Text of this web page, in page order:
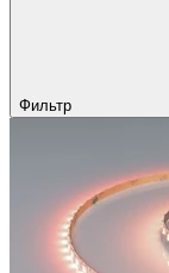
Фильтр